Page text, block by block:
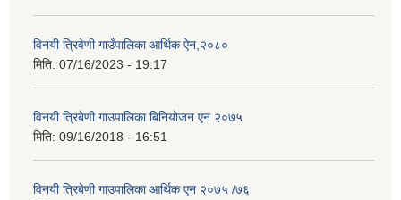
विनयी त्रिवेणी गाउँपालिका आर्थिक ऐन,२०८०
मिति: 07/16/2023 - 19:17
विनयी त्रिबेणी गाउपालिका बिनियोजन एन २०७५
मिति: 09/16/2018 - 16:51
विनयी त्रिबेणी गाउपालिका आर्थिक एन २०७५ /७६